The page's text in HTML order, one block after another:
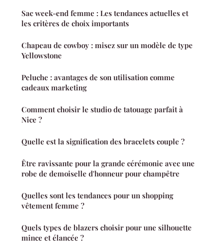
Sac week-end femme : Les tendances actuelles et
les critères de choix importants
Chapeau de cowboy : misez sur un modèle de type
Yellowstone
Peluche : avantages de son utilisation comme
cadeaux marketing
Comment choisir le studio de tatouage parfait à
Nice ?
Quelle est la signification des bracelets couple ?
Être ravissante pour la grande cérémonie avec une
robe de demoiselle d'honneur pour champêtre
Quelles sont les tendances pour un shopping
vêtement femme ?
Quels types de blazers choisir pour une silhouette
mince et élancée ?